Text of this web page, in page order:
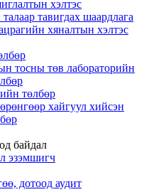
хэлтэс
тавигдах шаардлага
хяналтын хэлтэс
тосны төв лабораторийн
төлбөр
хайгуул хийсэн
байдал
эзэмшигч
дотоод аудит